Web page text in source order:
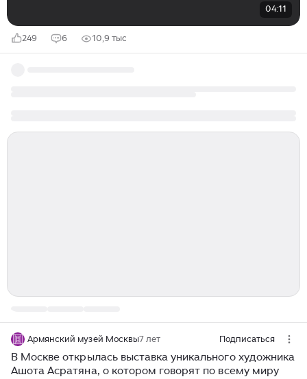
04:11
249 6 10,9 тыс
Армянский музей Москвы7 лет Подписаться
В Москве открылась выставка уникального художника
Ашота Асратяна, о котором говорят по всему миру